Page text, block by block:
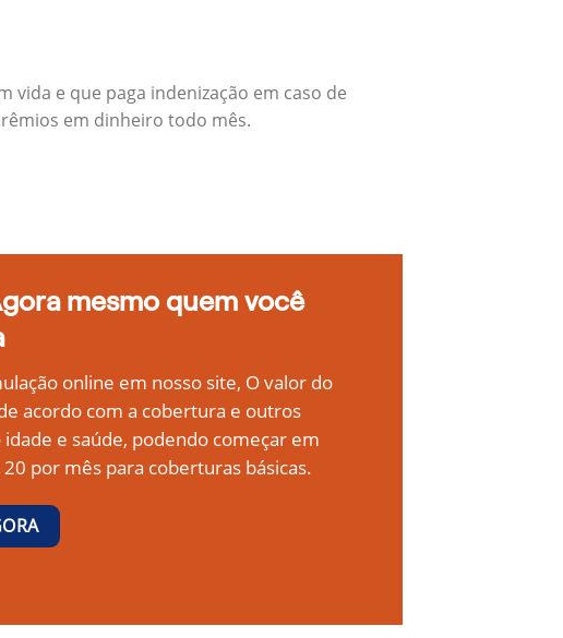
vida e que paga indenização em caso de
em dinheiro todo mês.
mesmo quem você
online em nosso site, O valor do
acordo com a cobertura e outros
e saúde, podendo começar em
por mês para coberturas básicas.